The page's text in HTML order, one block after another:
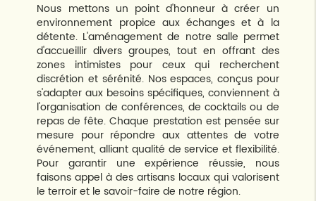
Nous mettons un point d'honneur à créer un
environnement propice aux échanges et à la
détente. L'aménagement de notre salle permet
d'accueillir divers groupes, tout en offrant des
zones intimistes pour ceux qui recherchent
discrétion et sérénité. Nos espaces, conçus pour
s'adapter aux besoins spécifiques, conviennent à
l'organisation de conférences, de cocktails ou de
repas de fête. Chaque prestation est pensée sur
mesure pour répondre aux attentes de votre
événement, alliant qualité de service et flexibilité.
Pour garantir une expérience réussie, nous
faisons appel à des artisans locaux qui valorisent
le terroir et le savoir-faire de notre région.